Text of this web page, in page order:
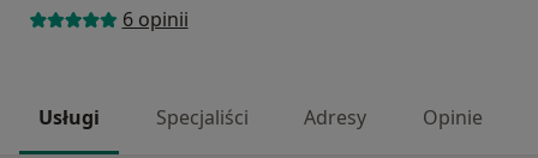
6 opinii
Usługi Specjaliści Adresy Opinie